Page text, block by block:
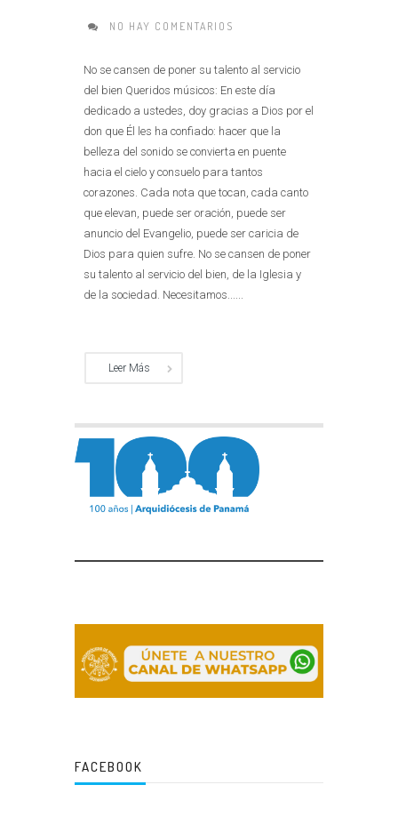
NO HAY COMENTARIOS
No se cansen de poner su talento al servicio
del bien Queridos músicos: En este día
dedicado a ustedes, doy gracias a Dios por el
don que Él les ha confiado: hacer que la
belleza del sonido se convierta en puente
hacia el cielo y consuelo para tantos
corazones. Cada nota que tocan, cada canto
que elevan, puede ser oración, puede ser
anuncio del Evangelio, puede ser caricia de
Dios para quien sufre. No se cansen de poner
su talento al servicio del bien, de la Iglesia y
de la sociedad. Necesitamos......
Leer Más
FACEBOOK